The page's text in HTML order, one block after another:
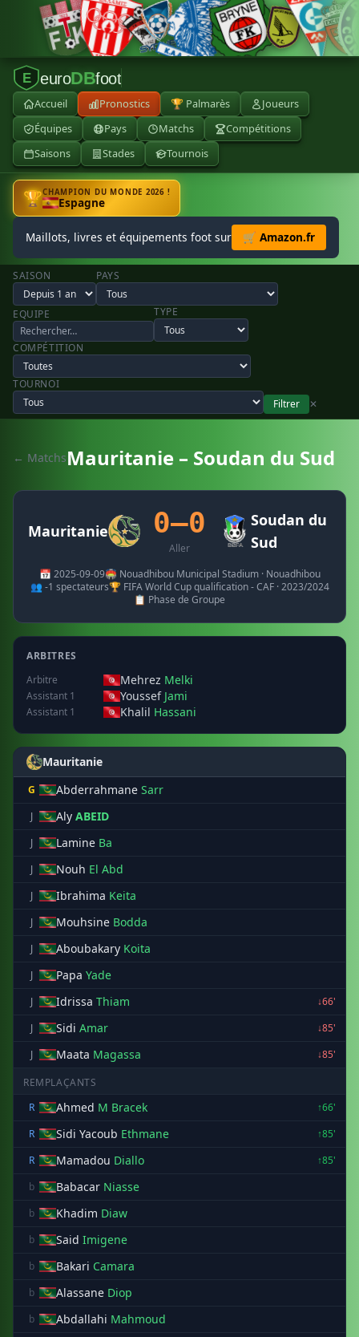
E euroDBfoot
Accueil Pronostics 🏆 Palmarès
Joueurs
Équipes
Pays Matchs
Compétitions
Saisons
Stades Tournois
🏆CHAMPION DU MONDE 2026 !
Espagne
Maillots, livres et équipements foot sur 🛒 Amazon.fr
SAISON PAYS
EQUIPE TYPE
COMPÉTITION
TOURNOI
Filtrer
✕
← MatchsMauritanie – Soudan du Sud
Mauritanie 0–0
Aller
Soudan du
Sud
📅 2025-09-09🏟️ Nouadhibou Municipal Stadium · Nouadhibou
👥 -1 spectateurs🏆 FIFA World Cup qualification - CAF · 2023/2024
📋 Phase de Groupe
ARBITRES
Arbitre
Mehrez Melki
Assistant 1 Youssef Jami
Assistant 1 Khalil Hassani
Mauritanie
G Abderrahmane Sarr
J Aly ABEID
J Lamine Ba
J Nouh El Abd
J Ibrahima Keita
J Mouhsine Bodda
J Aboubakary Koita
J Papa Yade
J Idrissa Thiam
↓66'
J
Sidi Amar
↓85'
J
Maata Magassa ↓85'
REMPLAÇANTS
R
Ahmed M Bracek
↑66'
R
Sidi Yacoub Ethmane
↑85'
R
Mamadou Diallo
↑85'
b
Babacar Niasse
b Khadim Diaw
b Said Imigene
b Bakari Camara
b Alassane Diop
b Abdallahi Mahmoud